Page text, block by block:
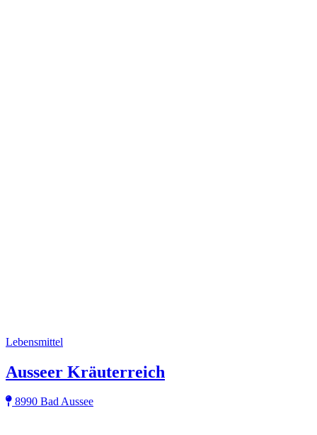
Lebensmittel
Ausseer Kräuterreich
8990 Bad Aussee